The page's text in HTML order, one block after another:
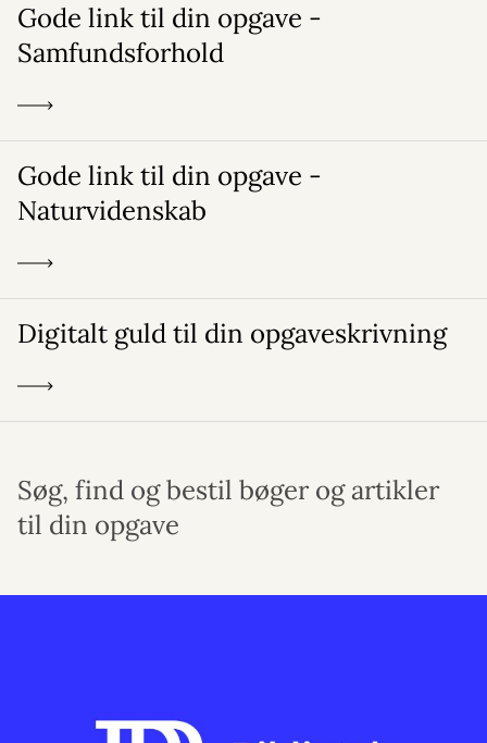
Gode link til din opgave -
Samfundsforhold
Gode link til din opgave -
Naturvidenskab
Digitalt guld til din opgaveskrivning
Søg, find og bestil bøger og artikler
til din opgave